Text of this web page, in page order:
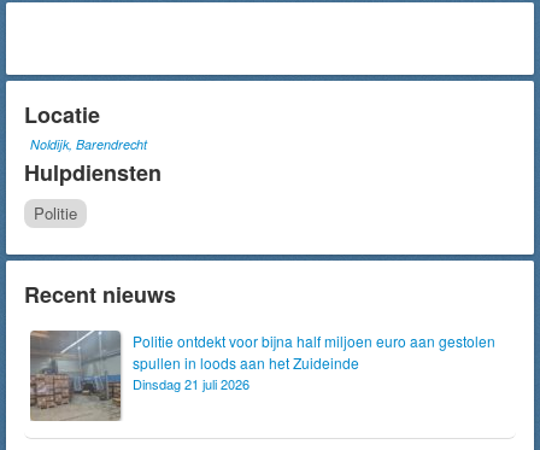
Locatie
Noldijk, Barendrecht
Hulpdiensten
Politie
Recent nieuws
Politie ontdekt voor bijna half miljoen euro aan gestolen
spullen in loods aan het Zuideinde
Dinsdag 21 juli 2026